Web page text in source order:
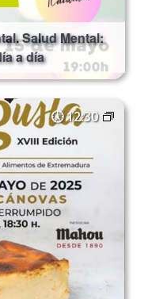
Salud Mental:
a día
12:30